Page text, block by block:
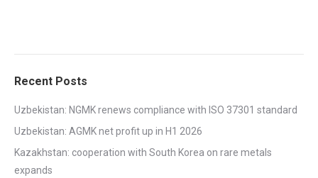
Recent Posts
Uzbekistan: NGMK renews compliance with ISO 37301 standard
Uzbekistan: AGMK net profit up in H1 2026
Kazakhstan: cooperation with South Korea on rare metals
expands